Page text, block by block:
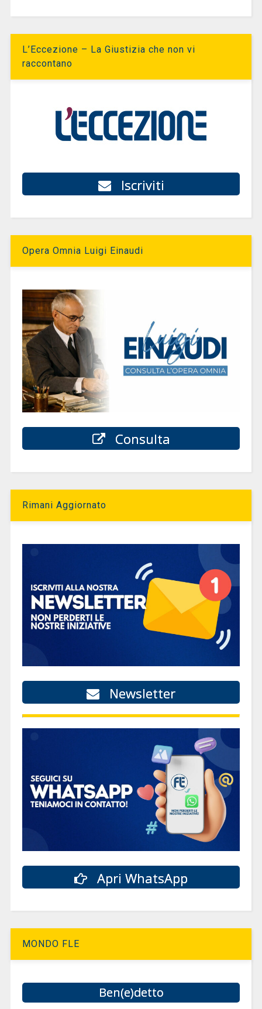
L’Eccezione – La Giustizia che non vi
raccontano
Iscriviti
Opera Omnia Luigi Einaudi
Consulta
Rimani Aggiornato
Newsletter
Apri WhatsApp
MONDO FLE
Ben(e)detto